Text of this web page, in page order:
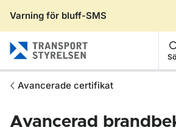
Varning för bluff-SMS
Avancerade certifikat
Avancerad